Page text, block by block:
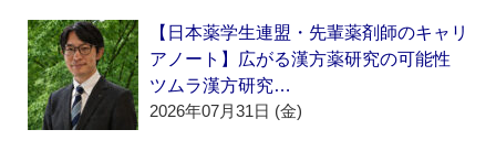
【日本薬学生連盟・先輩薬剤師のキャリ
アノート】広がる漢方薬研究の可能性
ツムラ漢方研究…
2026年07月31日 (金)